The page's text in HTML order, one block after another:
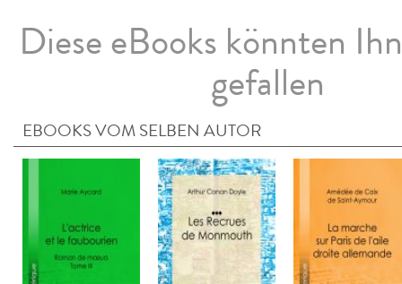
Diese eBooks könnten
gefallen
EBOOKS VOM SELBEN AUTOR